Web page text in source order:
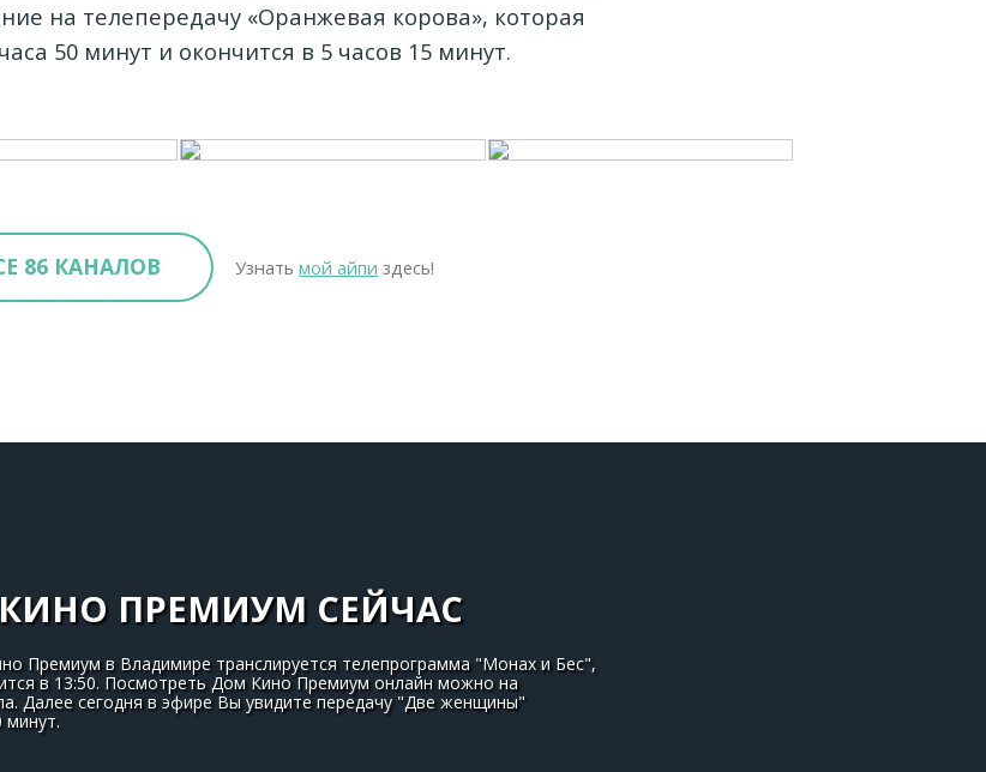
на телепередачу «Оранжевая корова», которая
50 минут и окончится в 5 часов 15 минут.
86 КАНАЛОВ Узнатьмой айпи здесь!
ПРЕМИУМ СЕЙЧАС
Премиум в Владимире транслируется телепрограмма "Монах и Бес",
в 13:50. Посмотреть Дом Кино Премиум онлайн можно на
Далее сегодня в эфире Вы увидите передачу "Две женщины"
минут.